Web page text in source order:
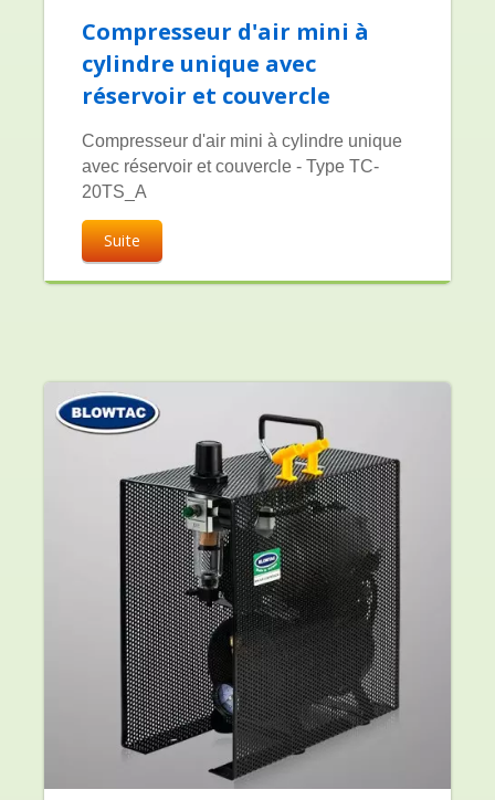
Compresseur d'air mini à
cylindre unique avec
réservoir et couvercle
Compresseur d'air mini à cylindre unique
avec réservoir et couvercle - Type TC-
20TS_A
Suite